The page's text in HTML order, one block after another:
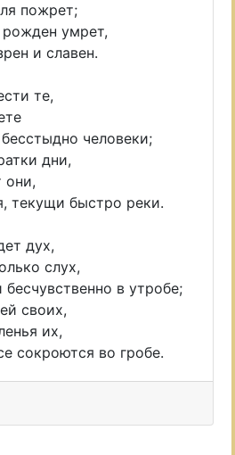
пожрет;
умрет,
и славен.
те,
человеки;
дни,
они,
текущи быстро реки.
дух,
слух,
в утробе;
своих,
их,
сокроются во гробе.